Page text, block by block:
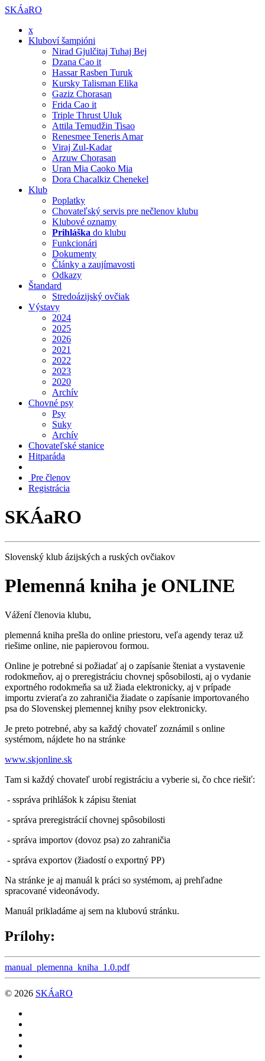
SKÁaRO
x
Kluboví šampióni
Nirad Gjulčitaj Tuhaj Bej
Dzana Cao it
Hassar Rasben Turuk
Kursky Talisman Elika
Gaziz Chorasan
Frida Cao it
Triple Thrust Uluk
Attila Temudžin Tisao
Renesmee Teneris Amar
Viraj Zul-Kadar
Arzuw Chorasan
Uran Mia Caoko Mia
Dora Chacalkiz Chenekel
Klub
Poplatky
Chovateľský servis pre nečlenov klubu
Klubové oznamy
Prihláška do klubu
Funkcionári
Dokumenty
Články a zaujímavosti
Odkazy
Štandard
Stredoázijský ovčiak
Výstavy
2024
2025
2026
2021
2022
2023
2020
Archív
Chovné psy
Psy
Suky
Archív
Chovateľské stanice
Hitparáda
Pre členov
Registrácia
SKÁaRO
Slovenský klub ázijských a ruských ovčiakov
Plemenná kniha je ONLINE
Vážení členovia klubu,
plemenná kniha prešla do online priestoru, veľa agendy teraz už
riešime online, nie papierovou formou.
Online je potrebné si požiadať aj o zapísanie šteniat a vystavenie
rodokmeňov, aj o preregistráciu chovnej spôsobilosti, aj o vydanie
exportného rodokmeňa sa už žiada elektronicky, aj v prípade
importu zvieraťa zo zahraničia žiadate o zapísanie importovaného
psa do Slovenskej plemennej knihy psov elektronicky.
Je preto potrebné, aby sa každý chovateľ zoznámil s online
systémom, nájdete ho na stránke
www.skjonline.sk
Tam si každý chovateľ urobí registráciu a vyberie si, čo chce riešiť:
- sspráva prihlášok k zápisu šteniat
- správa preregistrácií chovnej spôsobilosti
- správa importov (dovoz psa) zo zahraničia
- správa exportov (žiadostí o exportný PP)
Na stránke je aj manuál k práci so systémom, aj prehľadne
spracované videonávody.
Manuál prikladáme aj sem na klubovú stránku.
Prílohy:
manual_plemenna_kniha_1.0.pdf
© 2026 SKÁaRO